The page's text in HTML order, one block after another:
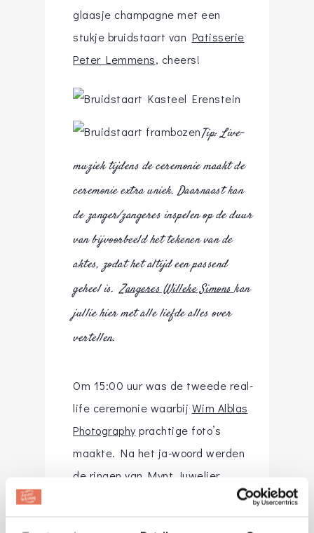
glaasje champagne met een
stukje bruidstaart van Patisserie
Peter Lemmens, cheers!
Tip: Live-
muziek tijdens de ceremonie maakt de
ceremonie extra uniek. Daarnaast kan
de zanger/zangeres inspelen op de duur
van bijvoorbeeld het tekenen van de
aktes, zodat het altijd een passend
geheel is.Zangeres Willeke Simonskan
jullie hier met alle liefde alles over
vertellen.
Om 15:00 uur was de tweede real-
life ceremonie waarbij Wim Alblas
Photography prachtige foto’s
maakte. Na het ja-woord werden
de ringen van Mynt Juwelier
uitgewisseld. Ook in het zonnige